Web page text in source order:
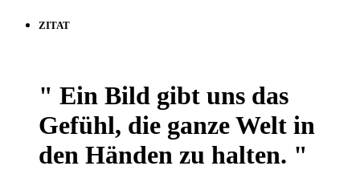
ZITAT
" Ein Bild gibt uns das
Gefühl, die ganze Welt in
den Händen zu halten. "